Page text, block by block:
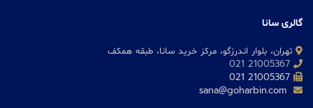
گالری سانا
تهران، بلوار اندرزگو، مرکز خرید سانا، طبقه همکف
21005367 021